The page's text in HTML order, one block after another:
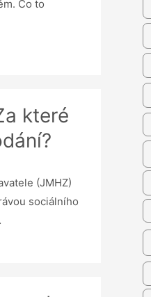
Co to
které
(JMHZ)
sociálního